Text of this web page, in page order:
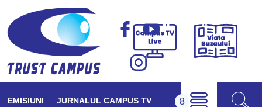
Campus
Viața
EMISIUNI JURNALUL CAMPUS TV